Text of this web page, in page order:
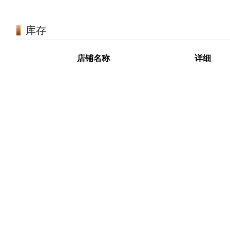
库存
店铺名称 详细